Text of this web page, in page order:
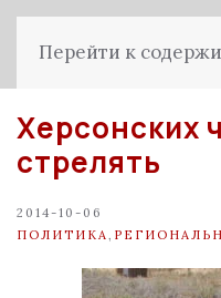
Перейти к
Херсонских
стрелять
2014-10-06
ПОЛИТИКА